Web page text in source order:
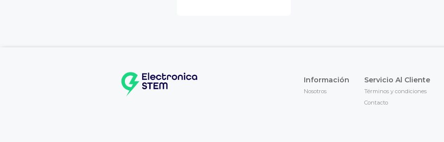
Información
Nosotros
Servicio Al Cliente
Términos y condiciones
Contacto